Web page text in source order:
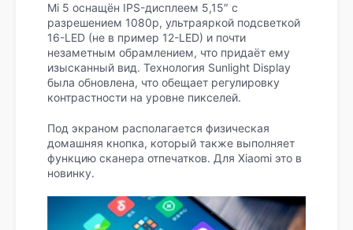
Mi 5 оснащён IPS-дисплеем 5,15″ с
разрешением 1080p, ультраяркой подсветкой
16-LED (не в пример 12-LED) и почти
незаметным обрамлением, что придаёт ему
изысканный вид. Технология Sunlight Display
была обновлена, что обещает регулировку
контрастности на уровне пикселей.
Под экраном располагается физическая
домашняя кнопка, который также выполняет
функцию сканера отпечатков. Для Xiaomi это в
новинку.